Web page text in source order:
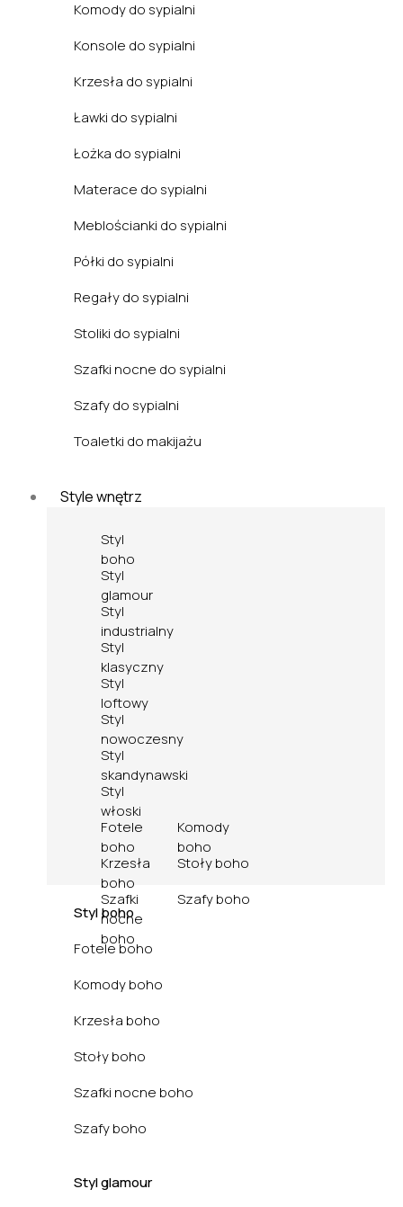
Komody do sypialni
Konsole do sypialni
Krzesła do sypialni
Ławki do sypialni
Łożka do sypialni
Materace do sypialni
Meblościanki do sypialni
Półki do sypialni
Regały do sypialni
Stoliki do sypialni
Szafki nocne do sypialni
Szafy do sypialni
Toaletki do makijażu
Style wnętrz
Styl
boho
Styl
glamour
Styl
industrialny
Styl
klasyczny
Styl
loftowy
Styl
nowoczesny
Styl
skandynawski
Styl
włoski
Fotele
boho
Komody
boho
Krzesła
boho
Stoły boho
Szafki
nocne
boho
Szafy boho
Styl boho
Fotele boho
Komody boho
Krzesła boho
Stoły boho
Szafki nocne boho
Szafy boho
Styl glamour